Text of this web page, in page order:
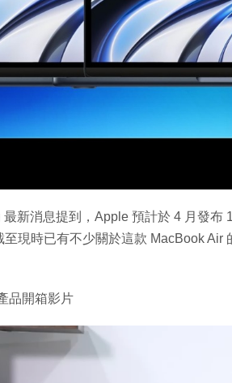
新消息提到，Apple 預計於 4 月發布
現時已有不少關於這款 MacBook Air
品開箱影片